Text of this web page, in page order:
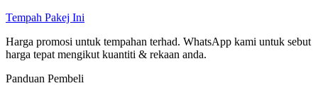
Tempah Pakej Ini
Harga promosi untuk tempahan terhad. WhatsApp kami untuk sebut
harga tepat mengikut kuantiti & rekaan anda.
Panduan Pembeli